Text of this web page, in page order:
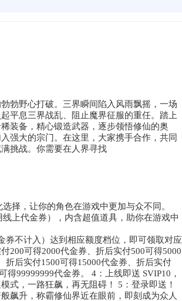
勃野心打破。三界瞬间陷入风雨飘摇，一场
平息三界战乱、阻止魔界征服的重任。​ 踏上
装备，精心锻造武器，逐步领悟修仙的奥
强大的宗门。在这里，大家携手合作，共同
挑战。你需要在人界寻找
择，让你的角色在游戏中更加与众不同。
上代金券），内含超值道具，助你在游戏中
不计入）达到相应额度档位，即可领取对应
200可得2000代金券、折后实付500可得5000
折后实付1500可得15000代金券、折后实付
99999999代金券。 4：上线即送 SVIP10，
式，一路狂飙，再无阻碍！ 5：登录即送！
飙升，称霸修仙界近在眼前，即刻成为众人